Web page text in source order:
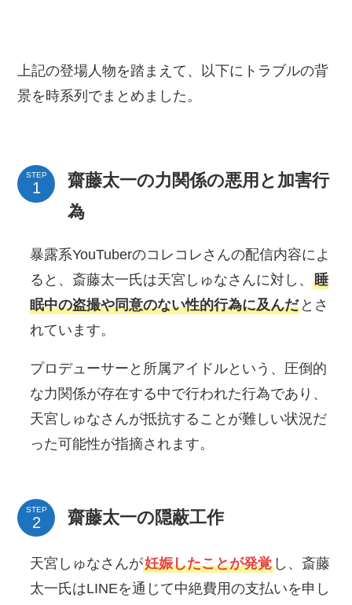
上記の登場人物を踏まえて、以下にトラブルの背
景を時系列でまとめました。
STEP
齋藤太一の力関係の悪用と加害行
為
暴露系YouTuberのコレコレさんの配信内容によ
ると、斎藤太一氏は天宮しゅなさんに対し、睡
眠中の盗撮や同意のない性的行為に及んだ とさ
れています。
プロデューサーと所属アイドルという、圧倒的
な力関係が存在する中で行われた行為であり、
天宮しゅなさんが抵抗することが難しい状況だ
った可能性が指摘されます。
STEP 齋藤太一の隠蔽工作
天宮しゅなさんが妊娠したことが発覚 し、斎藤
太一氏はLINEを通じて中絶費用の支払いを申し